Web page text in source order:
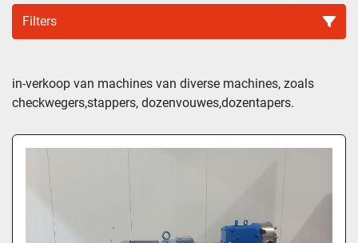
Filters
Sorteren op
in-verkoop van machines van diverse machines, zoals
checkwegers,stappers, dozenvouwes,dozentapers.